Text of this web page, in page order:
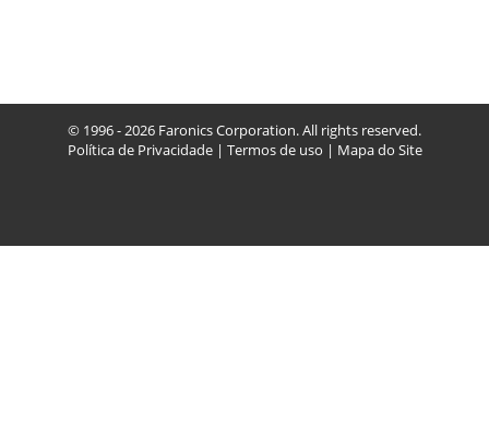
© 1996 - 2026 Faronics Corporation. All rights reserved.
Política de Privacidade| Termos de uso | Mapa do Site